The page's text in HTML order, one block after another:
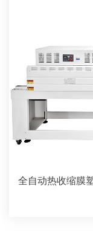
全自动热收缩膜